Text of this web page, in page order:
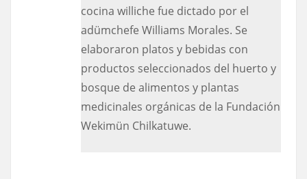
cocina williche fue dictado por el
adümchefe Williams Morales. Se
elaboraron platos y bebidas con
productos seleccionados del huerto y
bosque de alimentos y plantas
medicinales orgánicas de la Fundación
Wekimün Chilkatuwe.